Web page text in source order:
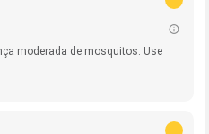
moderada de mosquitos. Use